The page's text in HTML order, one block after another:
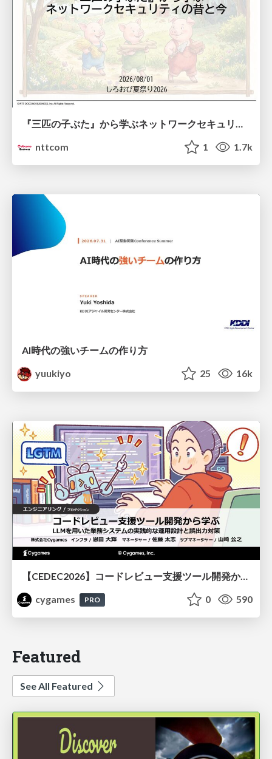
『三匹の子ぶた』から学ぶネットワークセキュリティの昔と今 / Network Security: Then and Now Through the Lens of The Three Little Pigs
nttcom
1 1.7k
AI時代の強いチームの作り方
yuukiyo
25 16k
【CEDEC2026】コードレビュー支援ツール開発から学ぶ：LLMを用いた業務システムの実践的な運用設計と誤出力対策
cygames
PRO 0 590
Featured
See All Featured